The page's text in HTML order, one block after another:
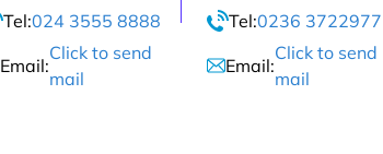
Tel:024 3555 8888
Email:
Click to send
mail
Tel:0236 3722977
Email:
Click to send
mail